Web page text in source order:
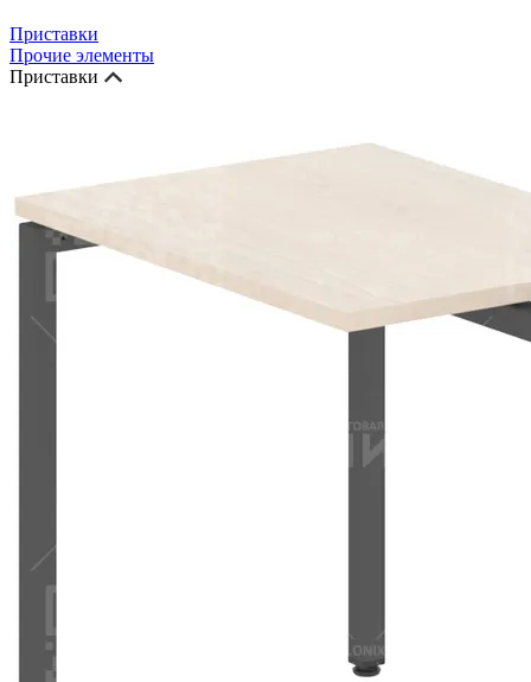
Приставки
Прочие элементы
Приставки